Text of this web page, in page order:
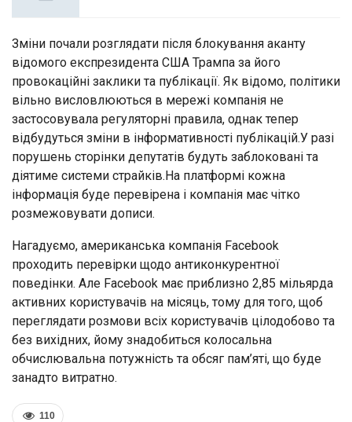
Зміни почали розглядати після блокування аканту
відомого експрезидента США Трампа за його
провокаційні заклики та публікації. Як відомо, політики
вільно висловлюються в мережі компанія не
застосовувала регуляторні правила, однак тепер
відбудуться зміни в інформативності публікацій.У разі
порушень сторінки депутатів будуть заблоковані та
діятиме системи страйків.На платформі кожна
інформація буде перевірена і компанія має чітко
розмежовувати дописи.
Нагадуємо, американська компанія Facebook
проходить перевірки щодо антиконкурентної
поведінки. Але Facebook має приблизно 2,85 мільярда
активних користувачів на місяць, тому для того, щоб
переглядати розмови всіх користувачів цілодобово та
без вихідних, йому знадобиться колосальна
обчислювальна потужність та обсяг пам’яті, що буде
занадто витратно.
110